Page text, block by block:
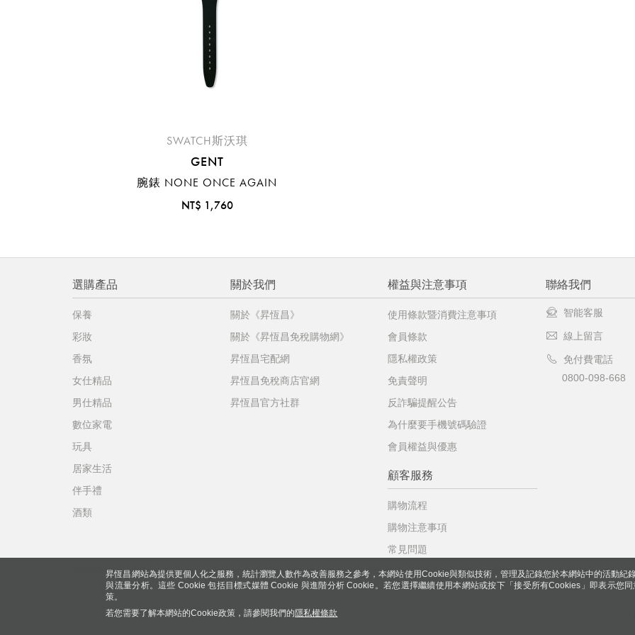
SWATCH斯沃琪
GENT
腕錶 NONE ONCE AGAIN
NT$ 1,760
昇恆昌網站為提供更個人化之服務，統計瀏覽人數作為改善服務之參考，本網站使用Cookie與類似技術，管理及記錄您於本網站中的活動紀
與流量分析。這些 Cookie 包括目標式媒體 Cookie 與進階分析 Cookie。若您選擇繼續使用本網站或按下「接受所有Cookies」即表示您
策。
若您需要了解本網站的Cookie政策，請參閱我們的隱私權條款
選購產品
保養
彩妝
香氛
女仕精品
男仕精品
數位家電
玩具
居家生活
伴手禮
酒類
關於我們
關於《昇恆昌》
關於《昇恆昌免稅購物網》
昇恆昌宅配網
昇恆昌免稅商店官網
昇恆昌官方社群
權益與注意事項
使用條款暨消費注意事項
會員條款
隱私權政策
免責聲明
反詐騙提醒公告
為什麼要手機號碼驗證
會員權益與優惠
顧客服務
購物流程
購物注意事項
常見問題
聯絡我們
智能客服
線上留言
免付費電話
0800-098-668